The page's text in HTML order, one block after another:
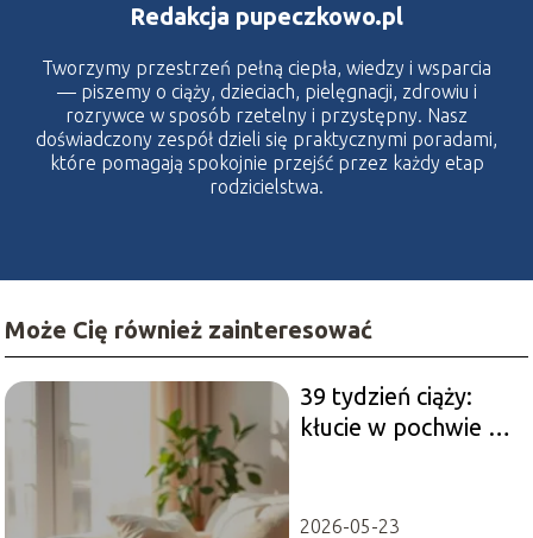
Redakcja pupeczkowo.pl
Tworzymy przestrzeń pełną ciepła, wiedzy i wsparcia
— piszemy o ciąży, dzieciach, pielęgnacji, zdrowiu i
rozrywce w sposób rzetelny i przystępny. Nasz
doświadczony zespół dzieli się praktycznymi poradami,
które pomagają spokojnie przejść przez każdy etap
rodzicielstwa.
Może Cię również zainteresować
39 tydzień ciąży:
kłucie w pochwie –
2026-05-23